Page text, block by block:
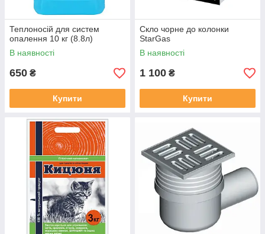
Теплоносій для систем
опалення 10 кг (8.8л)
В наявності
650 ₴
Купити
Скло чорне до колонки
StarGas
В наявності
1 100 ₴
Купити